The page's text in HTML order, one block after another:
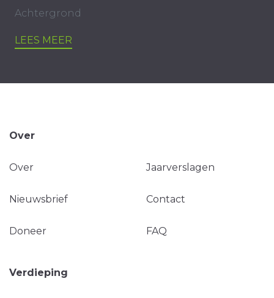
Achtergrond
LEES MEER
Over
Over Jaarverslagen
Nieuwsbrief Contact
Doneer FAQ
Verdieping